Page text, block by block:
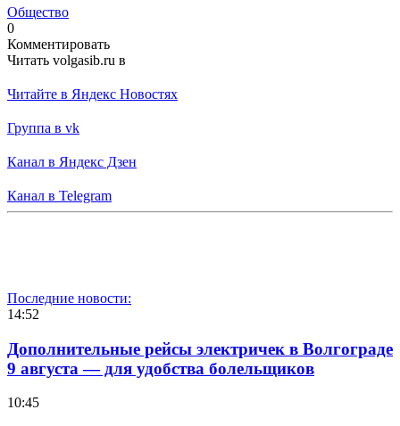
Общество
0
Комментировать
Читать volgasib.ru в
Читайте в Яндекс Новостях
Группа в vk
Канал в Яндекс Дзен
Канал в Telegram
Последние новости:
14:52
Дополнительные рейсы электричек в Волгограде
9 августа — для удобства болельщиков
10:45